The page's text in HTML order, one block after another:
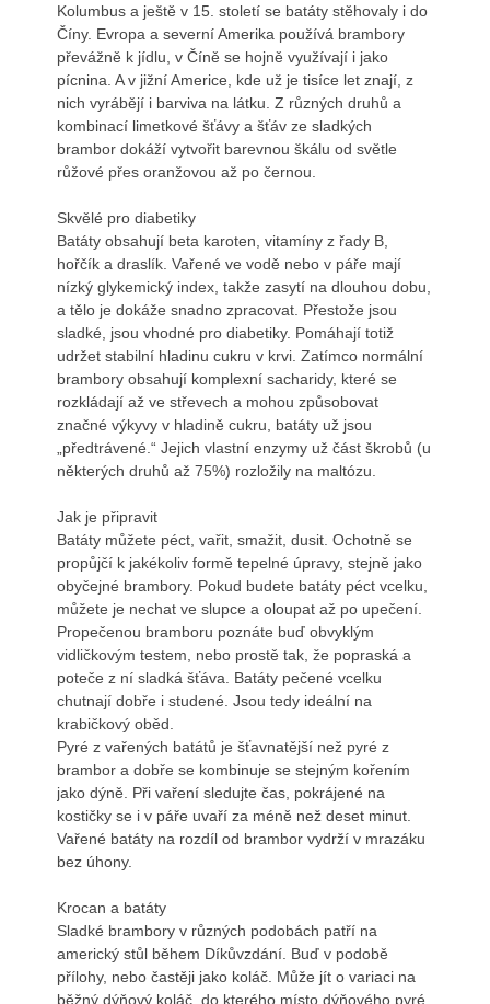
Kolumbus a ještě v 15. století se batáty stěhovaly i do
Číny. Evropa a severní Amerika používá brambory
převážně k jídlu, v Číně se hojně využívají i jako
pícnina. A v jižní Americe, kde už je tisíce let znají, z
nich vyrábějí i barviva na látku. Z různých druhů a
kombinací limetkové šťávy a šťáv ze sladkých
brambor dokáží vytvořit barevnou škálu od světle
růžové přes oranžovou až po černou.
Skvělé pro diabetiky
Batáty obsahují beta karoten, vitamíny z řady B,
hořčík a draslík. Vařené ve vodě nebo v páře mají
nízký glykemický index, takže zasytí na dlouhou dobu,
a tělo je dokáže snadno zpracovat. Přestože jsou
sladké, jsou vhodné pro diabetiky. Pomáhají totiž
udržet stabilní hladinu cukru v krvi. Zatímco normální
brambory obsahují komplexní sacharidy, které se
rozkládají až ve střevech a mohou způsobovat
značné výkyvy v hladině cukru, batáty už jsou
„předtrávené.“ Jejich vlastní enzymy už část škrobů (u
některých druhů až 75%) rozložily na maltózu.
Jak je připravit
Batáty můžete péct, vařit, smažit, dusit. Ochotně se
propůjčí k jakékoliv formě tepelné úpravy, stejně jako
obyčejné brambory. Pokud budete batáty péct vcelku,
můžete je nechat ve slupce a oloupat až po upečení.
Propečenou bramboru poznáte buď obvyklým
vidličkovým testem, nebo prostě tak, že popraská a
poteče z ní sladká šťáva. Batáty pečené vcelku
chutnají dobře i studené. Jsou tedy ideální na
krabičkový oběd.
Pyré z vařených batátů je šťavnatější než pyré z
brambor a dobře se kombinuje se stejným kořením
jako dýně. Při vaření sledujte čas, pokrájené na
kostičky se i v páře uvaří za méně než deset minut.
Vařené batáty na rozdíl od brambor vydrží v mrazáku
bez úhony.
Krocan a batáty
Sladké brambory v různých podobách patří na
americký stůl během Díkůvzdání. Buď v podobě
přílohy, nebo častěji jako koláč. Může jít o variaci na
běžný dýňový koláč, do kterého místo dýňového pyré